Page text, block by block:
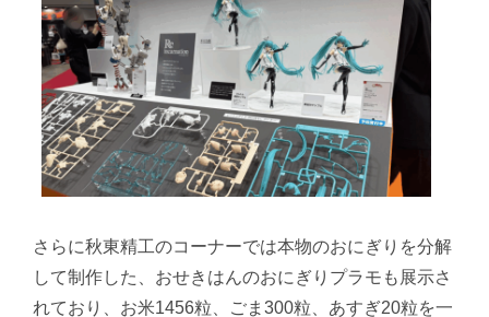
さらに秋東精工のコーナーでは本物のおにぎりを分解
して制作した、おせきはんのおにぎりプラモも展示さ
れており、お米1456粒、ごま300粒、あすぎ20粒を一